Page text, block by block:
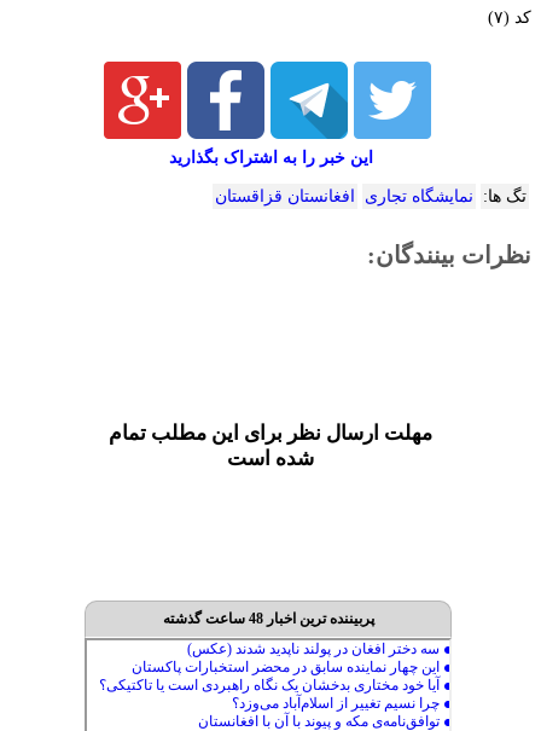
کد (۷)
این خبر را به اشتراک بگذارید
تگ ها: نمایشگاه تجاری افغانستان قزاقستان
نظرات بینندگان:
مهلت ارسال نظر برای این مطلب تمام
شده است
پربیننده ترین اخبار 48 ساعت گذشته